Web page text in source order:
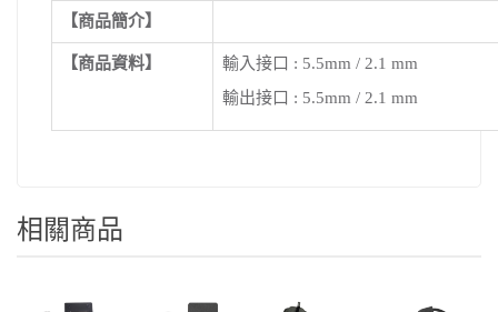
【商品簡介】
【商品資料】
輸入接口 : 5.5mm / 2.1 mm
輸出接口 : 5.5mm / 2.1 mm
相關商品